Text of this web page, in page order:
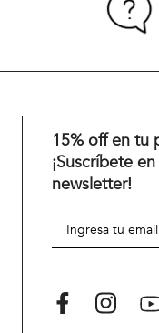
15% off en tu
¡Suscríbete
newsletter!